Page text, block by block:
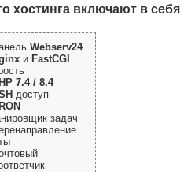
хостинга включают в себя
Webserv24
и FastCGI
7.4 / 8.4
-доступ
задач